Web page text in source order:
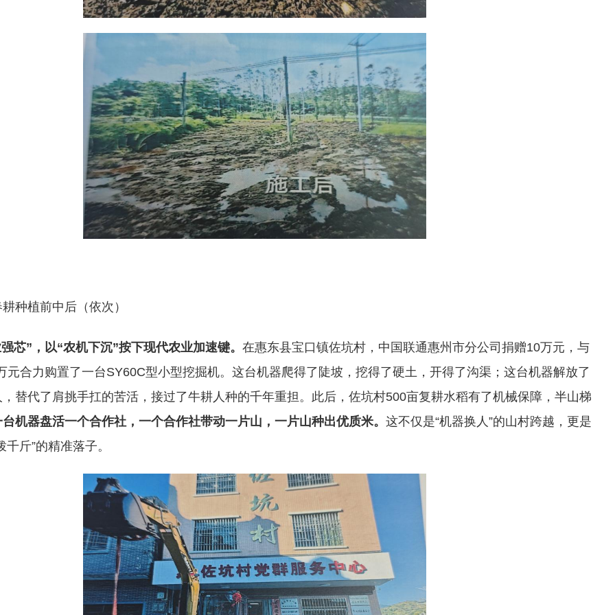
种植前中后（依次）
芯”，以“农机下沉”按下现代农业加速键。在惠东县宝口镇佐坑村，中国联通惠州市分公司捐赠10万元，与
元合力购置了一台SY60C型小型挖掘机。这台机器爬得了陡坡，挖得了硬土，开得了沟渠；这台机器解放了
替代了肩挑手扛的苦活，接过了牛耕人种的千年重担。此后，佐坑村500亩复耕水稻有了机械保障，半山梯
台机器盘活一个合作社，一个合作社带动一片山，一片山种出优质米。这不仅是“机器换人”的山村跨越，更是
千斤”的精准落子。